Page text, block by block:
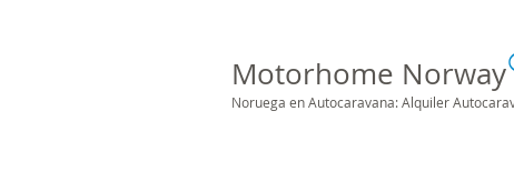
Motorhome Norway
Noruega en Autocaravana: Alquiler